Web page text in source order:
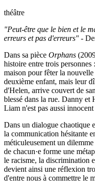
théâtre
"Peut-être que le bien et le
erreurs et pas d'erreurs" -
Dans sa pièce Orphans
histoire entre trois
maison pour fêter la
deuxième enfant, mais leur
d'Helen, arrive couvert de
blessé dans la rue. Danny
Liam n'est pas aussi
Dans un dialogue chaotique
la communication hésitante
méticuleusement un
de chacun·e forme une
le racisme, la discrimination
devient ainsi une réflexion
d'entre nous à commettre le